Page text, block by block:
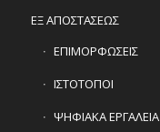
ΕΞ ΑΠΟΣΤΑΣΕΩΣ
ΕΠΙΜΟΡΦΩΣΕΙΣ
ΙΣΤΟΤΟΠΟΙ
ΨΗΦΙΑΚΑ ΕΡΓΑΛΕΙΑ